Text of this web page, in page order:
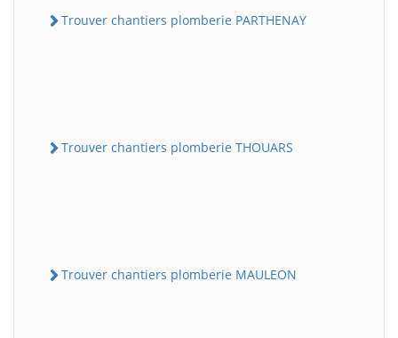
Trouver chantiers plomberie PARTHENAY
Trouver chantiers plomberie THOUARS
Trouver chantiers plomberie MAULEON